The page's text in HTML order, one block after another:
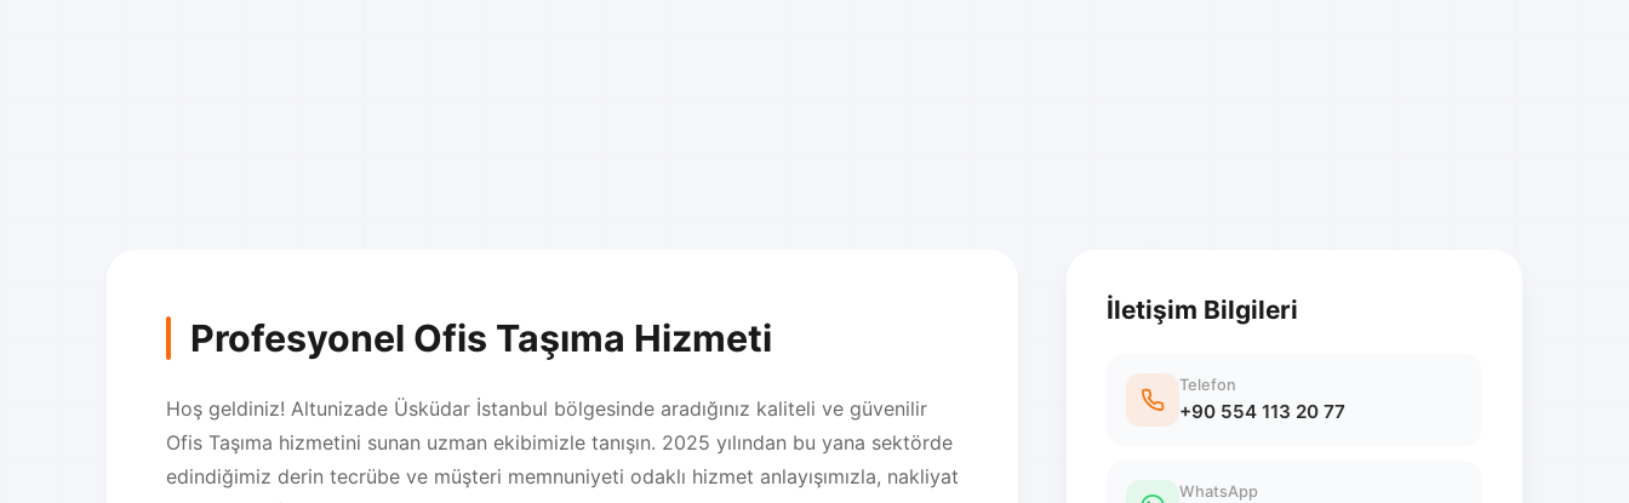
Profesyonel Ofis Taşıma Hizmeti
Hoş geldiniz! Altunizade Üsküdar İstanbul bölgesinde aradığınız kaliteli ve güvenilir
Ofis Taşıma hizmetini sunan uzman ekibimizle tanışın. 2025 yılından bu yana sektörde
edindiğimiz derin tecrübe ve müşteri memnuniyeti odaklı hizmet anlayışımızla, nakliyat
İletişim Bilgileri
Telefon
+90 554 113 20 77
WhatsApp